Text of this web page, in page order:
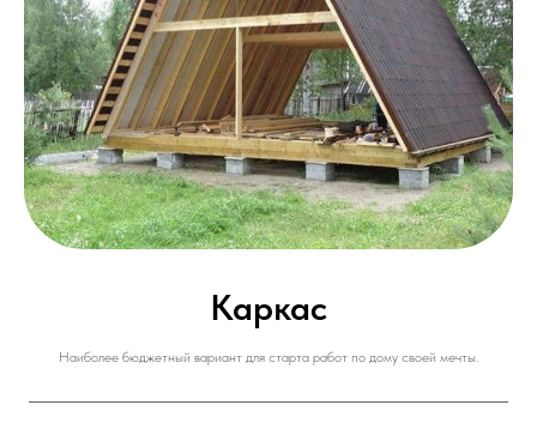
Каркас
Наиболее бюджетный вариант для старта работ по дому своей мечты.